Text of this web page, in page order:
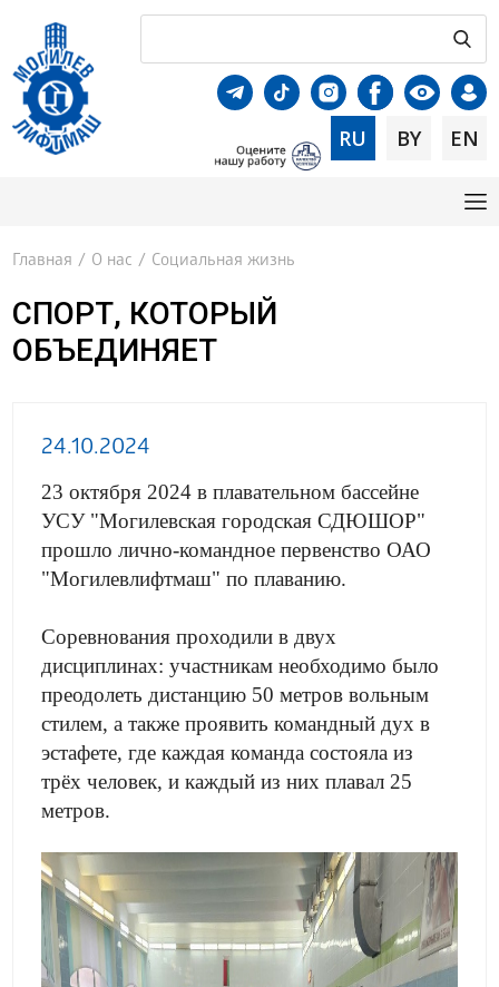
RU BY EN
Главная / О нас / Социальная жизнь
СПОРТ, КОТОРЫЙ
ОБЪЕДИНЯЕТ
24.10.2024
23 октября 2024 в плавательном бассейне
УСУ "Могилевская городская СДЮШОР"
прошло лично-командное первенство ОАО
"Могилевлифтмаш" по плаванию.
Соревнования проходили в двух
дисциплинах: участникам необходимо было
преодолеть дистанцию 50 метров вольным
стилем, а также проявить командный дух в
эстафете, где каждая команда состояла из
трёх человек, и каждый из них плавал 25
метров.